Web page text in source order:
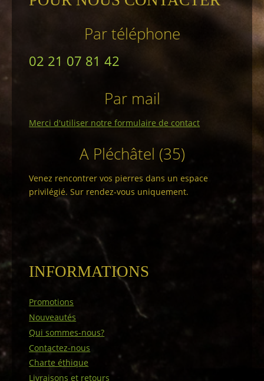
Par téléphone
02 21 07 81 42
Par mail
Merci d'utiliser notre formulaire de contact
A Pléchâtel (35)
Venez rencontrer vos pierres dans un espace
privilégié. Sur rendez-vous uniquement.
INFORMATIONS
Promotions
Nouveautés
Qui sommes-nous?
Contactez-nous
Charte éthique
Livraisons et retours